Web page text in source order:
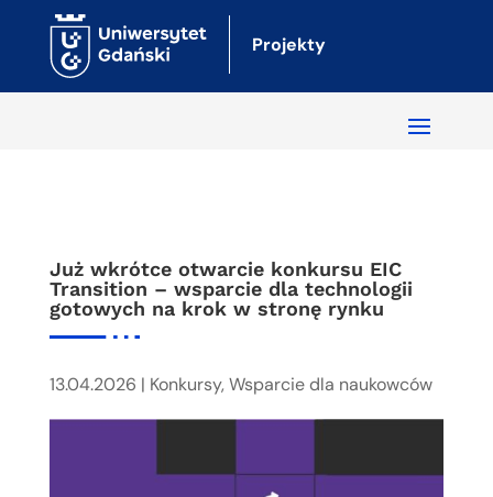
Projekty
Już wkrótce otwarcie konkursu EIC
Transition – wsparcie dla technologii
gotowych na krok w stronę rynku
13.04.2026 | Konkursy,Wsparcie dla naukowców